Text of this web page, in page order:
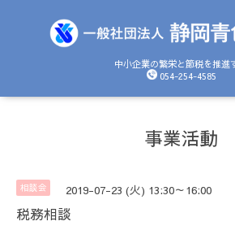
中小企業の繁栄と節税を推進
054-254-4585
事業活動
相談会 2019-07-23 (火) 13:30～16:00
税務相談